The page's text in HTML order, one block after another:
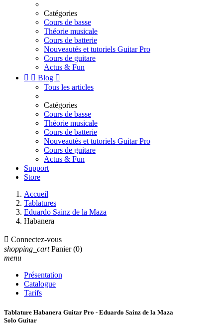
Catégories
Cours de basse
Théorie musicale
Cours de batterie
Nouveautés et tutoriels Guitar Pro
Cours de guitare
Actus & Fun
  Blog 
Tous les articles
Catégories
Cours de basse
Théorie musicale
Cours de batterie
Nouveautés et tutoriels Guitar Pro
Cours de guitare
Actus & Fun
Support
Store
Accueil
Tablatures
Eduardo Sainz de la Maza
Habanera
 Connectez-vous
shopping_cart Panier (0)
menu
Présentation
Catalogue
Tarifs
Tablature Habanera Guitar Pro - Eduardo Sainz de la Maza
Solo Guitar